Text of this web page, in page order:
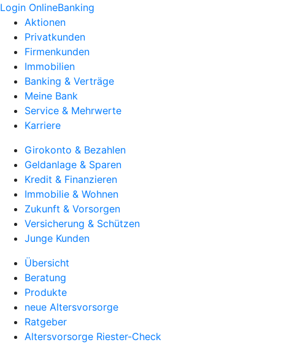
Login OnlineBanking
Aktionen
Privatkunden
Firmenkunden
Immobilien
Banking & Verträge
Meine Bank
Service & Mehrwerte
Karriere
Girokonto & Bezahlen
Geldanlage & Sparen
Kredit & Finanzieren
Immobilie & Wohnen
Zukunft & Vorsorgen
Versicherung & Schützen
Junge Kunden
Übersicht
Beratung
Produkte
neue Altersvorsorge
Ratgeber
Altersvorsorge Riester-Check